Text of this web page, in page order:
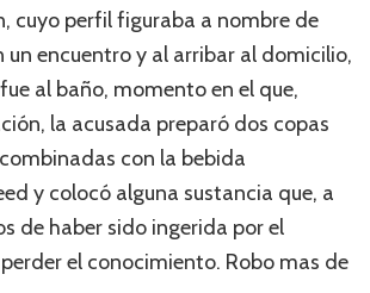
cuyo perfil figuraba a nombre de
un encuentro y al arribar al domicilio,
al baño, momento en el que,
la acusada preparó dos copas
con la bebida
y colocó alguna sustancia que, a
de haber sido ingerida por el
el conocimiento. Robo mas de